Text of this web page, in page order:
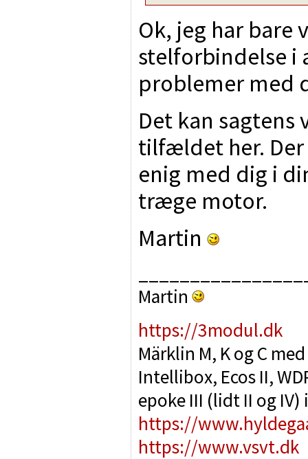
Ok, jeg har
stelforbindelse i
problemer med
Det kan
tilfældet her.
enig med dig i
træge motor.
Martin
Martin
https://3modul.dk
Märklin M, K og C
Intellibox, Ecos II,
epoke III (lidt II og
https://
https://www.vsvt.dk